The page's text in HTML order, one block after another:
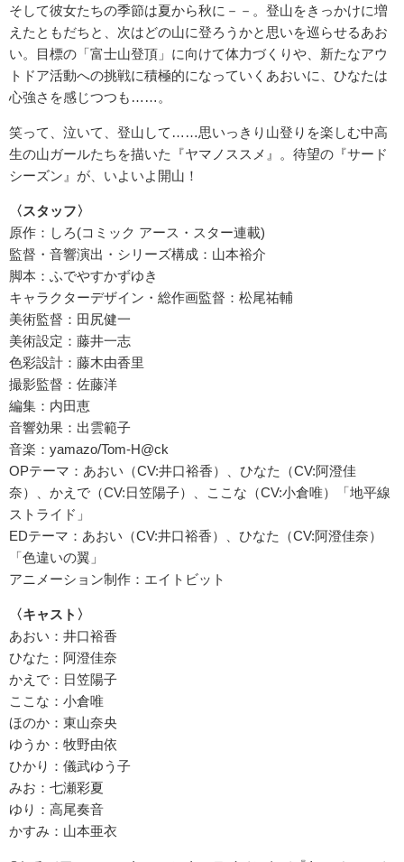
そして彼女たちの季節は夏から秋に－－。登山をきっかけに増
えたともだちと、次はどの山に登ろうかと思いを巡らせるあお
い。目標の「富士山登頂」に向けて体力づくりや、新たなアウ
トドア活動への挑戦に積極的になっていくあおいに、ひなたは
心強さを感じつつも……。
笑って、泣いて、登山して……思いっきり山登りを楽しむ中高
生の山ガールたちを描いた『ヤマノススメ』。待望の『サード
シーズン』が、いよいよ開山！
〈スタッフ〉
原作：しろ(コミック アース・スター連載)
監督・音響演出・シリーズ構成：山本裕介
脚本：ふでやすかずゆき
キャラクターデザイン・総作画監督：松尾祐輔
美術監督：田尻健一
美術設定：藤井一志
色彩設計：藤木由香里
撮影監督：佐藤洋
編集：内田恵
音響効果：出雲範子
音楽：yamazo/Tom-H@ck
OPテーマ：あおい（CV:井口裕香）、ひなた（CV:阿澄佳
奈）、かえで（CV:日笠陽子）、ここな（CV:小倉唯）「地平線
ストライド」
EDテーマ：あおい（CV:井口裕香）、ひなた（CV:阿澄佳奈）
「色違いの翼」
アニメーション制作：エイトビット
〈キャスト〉
あおい：井口裕香
ひなた：阿澄佳奈
かえで：日笠陽子
ここな：小倉唯
ほのか：東山奈央
ゆうか：牧野由依
ひかり：儀武ゆう子
みお：七瀬彩夏
ゆり：高尾奏音
かすみ：山本亜衣